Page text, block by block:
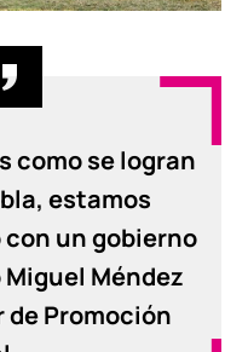
como se logran
estamos
un gobierno
Méndez
Promoción